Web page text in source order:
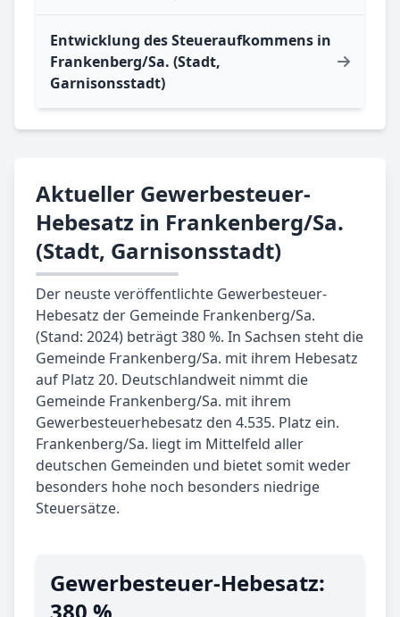
Entwicklung des Steueraufkommens in
Frankenberg/Sa. (Stadt,
Garnisonsstadt)
Aktueller Gewerbesteuer-
Hebesatz in Frankenberg/Sa.
(Stadt, Garnisonsstadt)
Der neuste veröffentlichte Gewerbesteuer-
Hebesatz der Gemeinde Frankenberg/Sa.
(Stand: 2024) beträgt 380 %. In Sachsen steht die
Gemeinde Frankenberg/Sa. mit ihrem Hebesatz
auf Platz 20. Deutschlandweit nimmt die
Gemeinde Frankenberg/Sa. mit ihrem
Gewerbesteuerhebesatz den 4.535. Platz ein.
Frankenberg/Sa. liegt im Mittelfeld aller
deutschen Gemeinden und bietet somit weder
besonders hohe noch besonders niedrige
Steuersätze.
Gewerbe­steuer-Hebe­satz:
380 %